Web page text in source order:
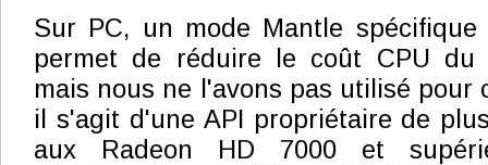
Sur PC, un mode Mantle
permet de réduire le coût CPU du
mais nous ne l'avons pas utilisé pour
il s'agit d'une API propriétaire de
aux Radeon HD 7000 et